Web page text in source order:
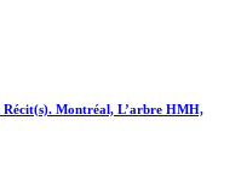
Récit(s). Montréal, L’arbre HMH,